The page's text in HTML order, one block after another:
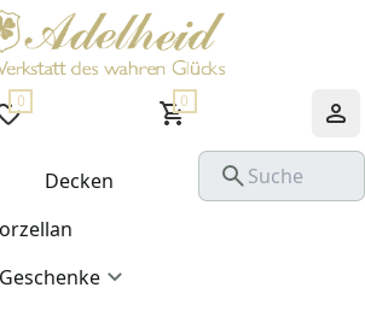
0 0
Decken
Geschenke